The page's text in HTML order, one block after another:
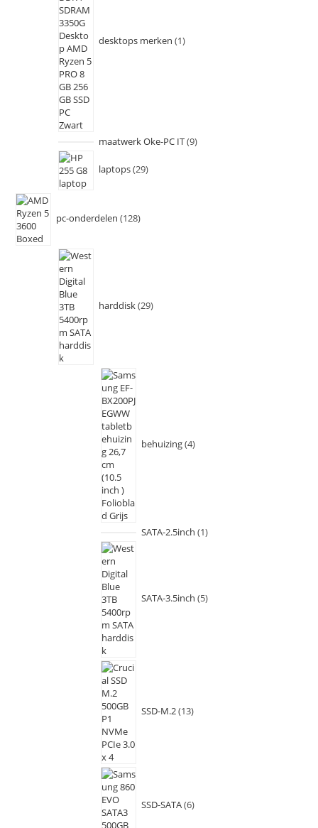
desktops merken 1
maatwerk Oke-PC IT 9
laptops 29
pc-onderdelen 128
harddisk 29
behuizing 4
SATA-2.5inch 1
SATA-3.5inch 5
SSD-M.2 13
SSD-SATA 6